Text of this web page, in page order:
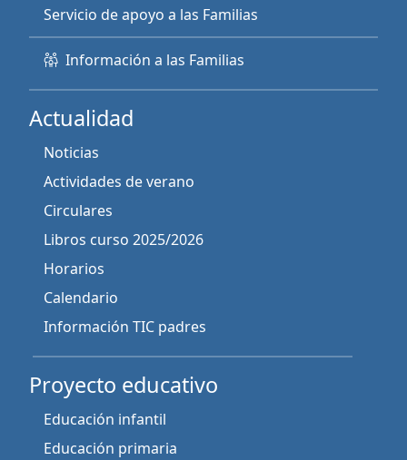
Servicio de apoyo a las Familias
Información a las Familias
Actualidad
Noticias
Actividades de verano
Circulares
Libros curso 2025/2026
Horarios
Calendario
Información TIC padres
Proyecto educativo
Educación infantil
Educación primaria